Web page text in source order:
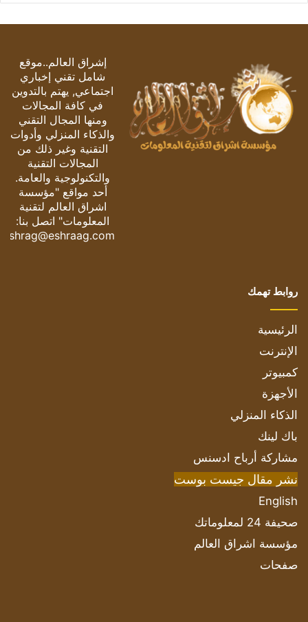
إشراق العالم..موقع
شامل تقني إخباري
اجتماعي, يهتم بالتدوين
في كافة المجالات
ومنها المجال التقني
والذكاء المنزلي وأدوات
التقنية وغير ذلك من
المجالات التقنية
والتكنولوجية والعامة.
أحد مواقع "مؤسسة
اشراق العالم لتقنية
المعلومات" اتصل بنا:
eshrag@eshraag.com
روابط تهمك
الرئيسية
الإنترنت
كمبيوتر
الأجهزة
الذكاء المنزلي
باك لينك
مشاركة أرباح ادسنس
نشر مقال جيست بوست
English
صحيفة 24 لمعلوماتك
مؤسسة اشراق العالم
صفحات